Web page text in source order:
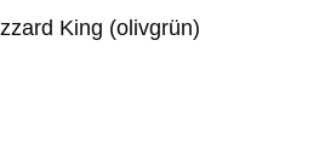
King (olivgrün)